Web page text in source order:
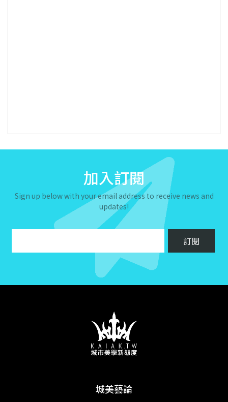
加入訂閱
Sign up below with your email address to receive news and
updates!
城美藝論